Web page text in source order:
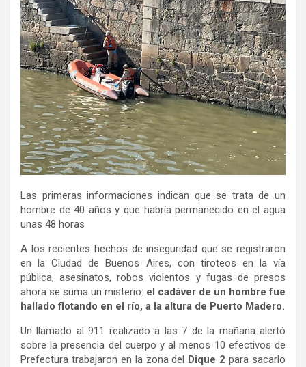
Las primeras informaciones indican que se trata de un
hombre de 40 años y que habría permanecido en el agua
unas 48 horas
A los recientes hechos de inseguridad que se registraron
en la Ciudad de Buenos Aires, con tiroteos en la vía
pública, asesinatos, robos violentos y fugas de presos
ahora se suma un misterio: el cadáver de un hombre fue
hallado flotando en el río, a la altura de Puerto Madero.
Un llamado al 911 realizado a las 7 de la mañana alertó
sobre la presencia del cuerpo y al menos 10 efectivos de
Prefectura trabajaron en la zona del
Dique 2para sacarlo